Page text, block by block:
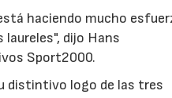
haciendo mucho
dijo Hans
Sport2000.
distintivo logo de las tres